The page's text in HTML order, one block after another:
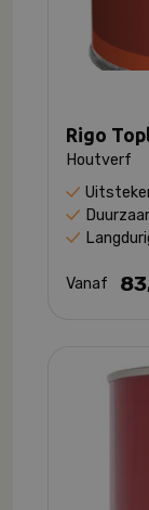
Rigo
Houtverf
Vanaf